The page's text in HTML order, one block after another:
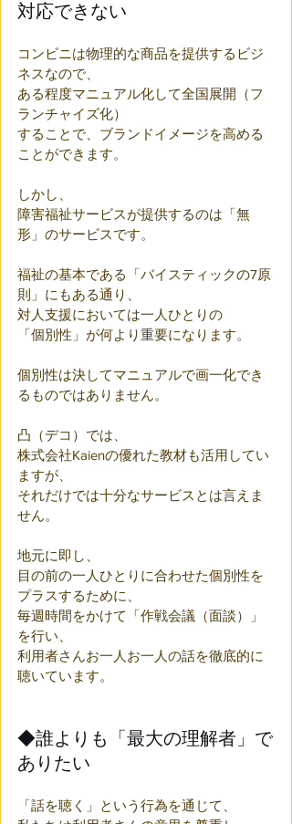
対応できない
コンビニは物理的な商品を提供するビジ
ネスなので、
ある程度マニュアル化して全国展開（フ
ランチャイズ化）
することで、ブランドイメージを高める
ことができます。
しかし、
障害福祉サービスが提供するのは「無
形」のサービスです。
福祉の基本である「バイスティックの7原
則」にもある通り、
対人支援においては一人ひとりの
「個別性」が何より重要になります。
個別性は決してマニュアルで画一化でき
るものではありません。
凸（デコ）では、
株式会社Kaienの優れた教材も活用してい
ますが、
それだけでは十分なサービスとは言えま
せん。
地元に即し、
目の前の一人ひとりに合わせた個別性を
プラスするために、
毎週時間をかけて「作戦会議（面談）」
を行い、
利用者さんお一人お一人の話を徹底的に
聴いています。
◆誰よりも「最大の理解者」で
ありたい
「話を聴く」という行為を通じて、